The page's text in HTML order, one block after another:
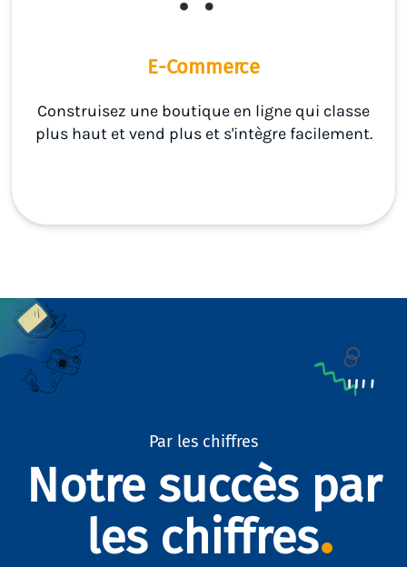
E-Commerce
Construisez une boutique en ligne qui classe
plus haut et vend plus et s'intègre facilement.
Par les chiffres
Notre succès par
les chiffres